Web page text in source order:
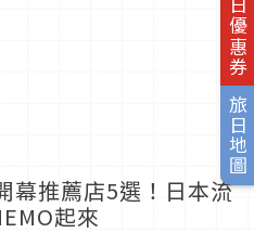
旅日優惠券
旅日地圖
幕推薦店5選！日本流
起來